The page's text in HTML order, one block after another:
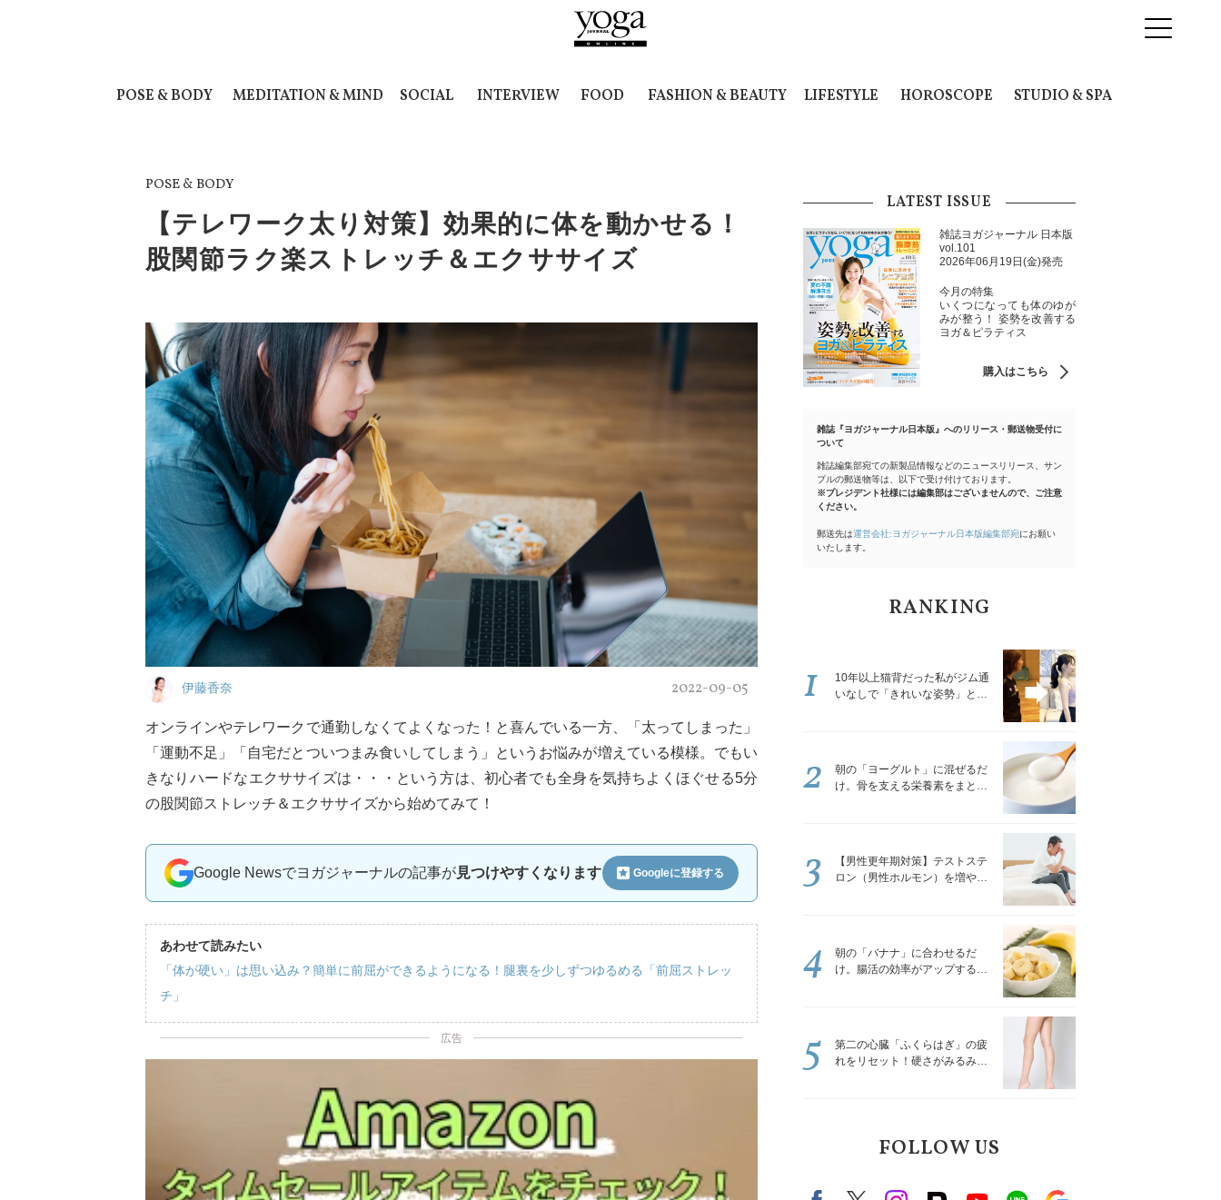
POSE & BODY MEDITATION & MIND SOCIAL INTERVIEW FOOD FASHION & BEAUTY LIFESTYLE HOROSCOPE STUDIO & SPA
POSE & BODY
【テレワーク太り対策】効果的に体を動かせる！
股関節ラク楽ストレッチ＆エクササイズ
Getty Images
伊藤香奈 2022-09-05
オンラインやテレワークで通勤しなくてよくなった！と喜んでいる一方、「太ってしまった」
「運動不足」「自宅だとついつまみ食いしてしまう」というお悩みが増えている模様。でもい
きなりハードなエクササイズは・・・という方は、初心者でも全身を気持ちよくほぐせる5分
の股関節ストレッチ＆エクササイズから始めてみて！
Google Newsでヨガジャーナルの記事が見つけやすくなります Googleに登録する
あわせて読みたい
「体が硬い」は思い込み？簡単に前屈ができるようになる！腿裏を少しずつゆるめる「前屈ストレッ
チ」
広告
LATEST ISSUE
雑誌ヨガジャーナル 日本版
vol.101
2026年06月19日(金)発売
今月の特集
いくつになっても体のゆが
みが整う！ 姿勢を改善する
ヨガ＆ピラティス
購入はこちら
雑誌『ヨガジャーナル日本版』へのリリース・郵送物受付に
ついて
雑誌編集部宛ての新製品情報などのニュースリリース、サン
プルの郵送物等は、以下で受け付けております。
※プレジデント社様には編集部はございませんので、ご注意
ください。
郵送先は運営会社:ヨガジャーナル日本版編集部宛にお願い
いたします。
RANKING
10年以上猫背だった私がジム通
いなしで「きれいな姿勢」と褒
1
朝の「ヨーグルト」に混ぜるだ
け。骨を支える栄養素をまとめ
2
【男性更年期対策】テストステ
ロン（男性ホルモン）を増やす
3
朝の「バナナ」に合わせるだ
け。腸活の効率がアップする食
4
第二の心臓「ふくらはぎ」の疲
れをリセット！硬さがみるみる
5
FOLLOW US
FacebookX（旧twitter）
instagram
note Youtubeline